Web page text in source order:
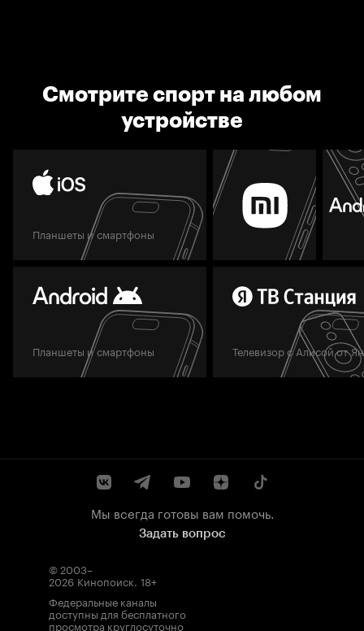
Смотрите спорт на любом
устройстве
Планшеты и смартфоны
Планшеты и смартфоны Телевизор с Алисой от
Мы всегда готовы вам помочь.
Задать вопрос
© 2003–
2026 Кинопоиск. 18+
Федеральные каналы
доступны для бесплатного
просмотра круглосуточно